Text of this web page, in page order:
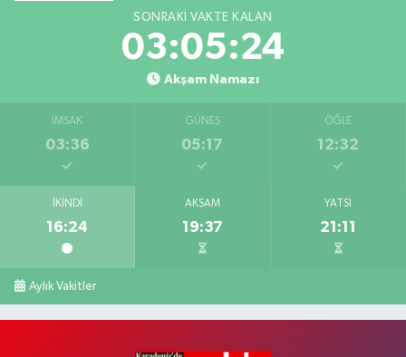
SONRAKI VAKTE KALAN
03:05:24
Akşam Namazı
İMSAK
03:36
GÜNEŞ
05:17
ÖĞLE
12:32
İKINDI
16:24
AKŞAM
19:37
YATSI
21:11
Aylık Vakitler